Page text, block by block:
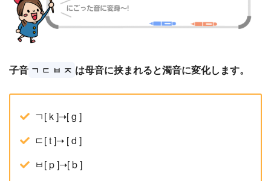
子音 ㄱ ㄷ ㅂ ㅈ は母音に挟まれると濁音に変化します。
ㄱ[ k ]➝[ g ]
ㄷ[ t ]➝ [ d ]
ㅂ[ p ]➝[ b ]